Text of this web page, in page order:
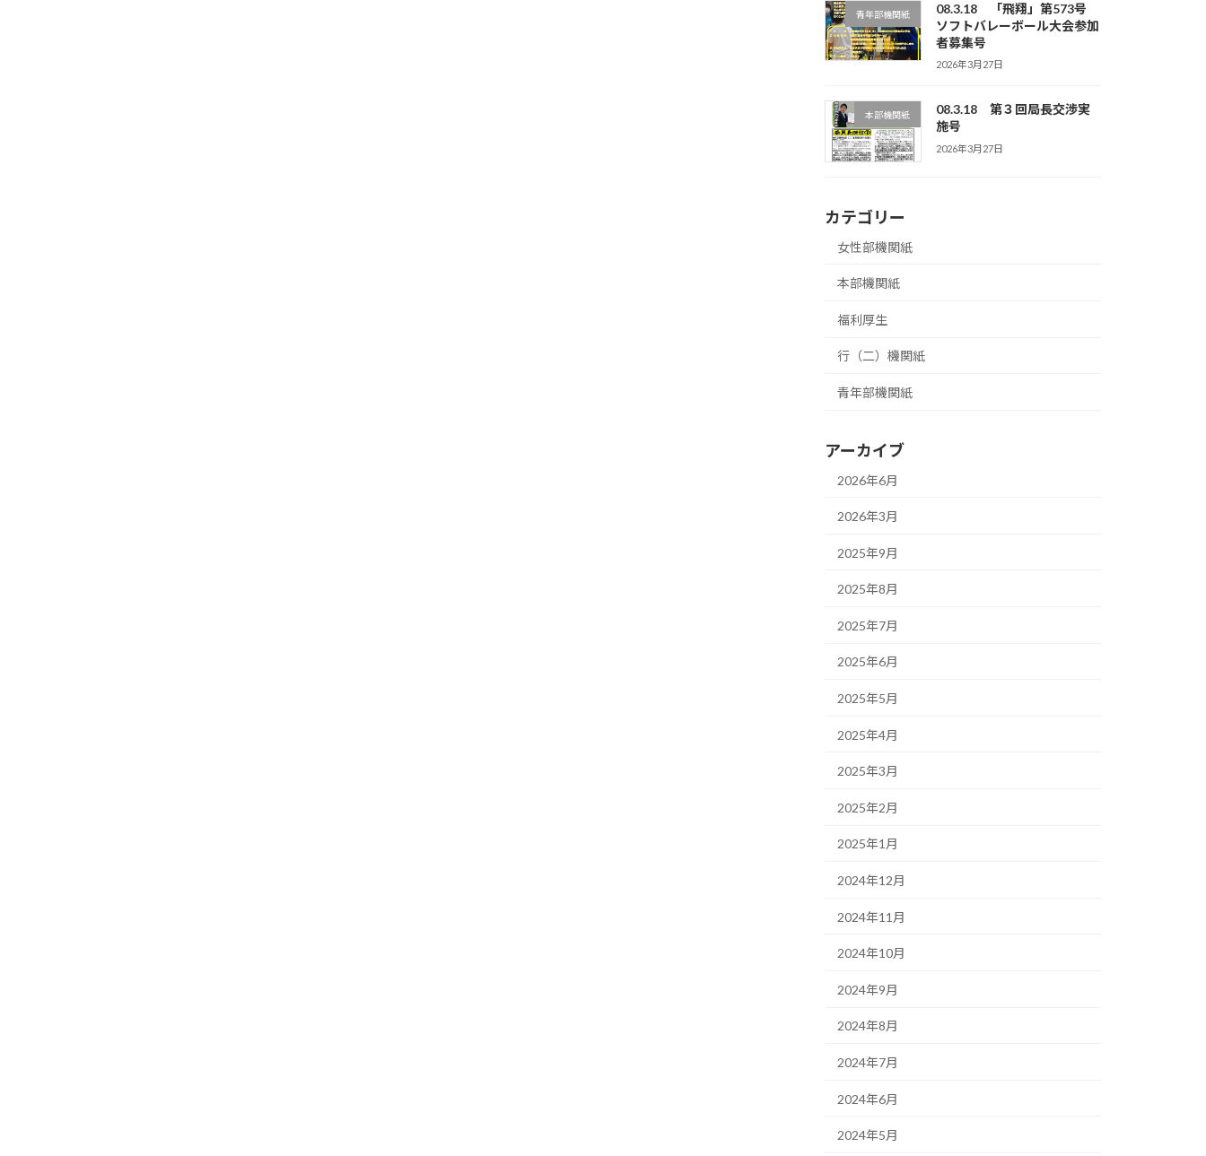
青年部機関紙
08.3.18 「飛翔」第573号
ソフトバレーボール大会参加
者募集号
2026年3月27日
本部機関紙
08.3.18 第３回局長交渉実
施号
2026年3月27日
カテゴリー
女性部機関紙
本部機関紙
福利厚生
行（二）機関紙
青年部機関紙
アーカイブ
2026年6月
2026年3月
2025年9月
2025年8月
2025年7月
2025年6月
2025年5月
2025年4月
2025年3月
2025年2月
2025年1月
2024年12月
2024年11月
2024年10月
2024年9月
2024年8月
2024年7月
2024年6月
2024年5月